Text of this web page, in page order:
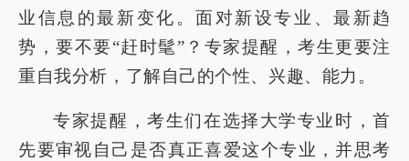
业信息的最新变化。面对新设专业、最新趋
势，要不要“赶时髦”？专家提醒，考生更要注
重自我分析，了解自己的个性、兴趣、能力。
专家提醒，考生们在选择大学专业时，首
先要审视自己是否真正喜爱这个专业，并思考